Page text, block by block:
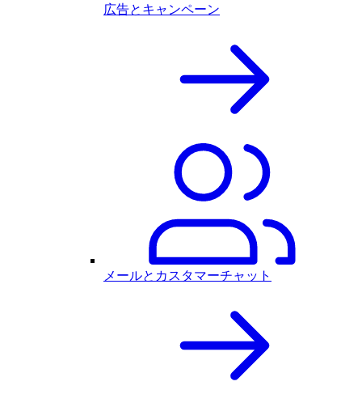
広告とキャンペーン
メールとカスタマーチャット